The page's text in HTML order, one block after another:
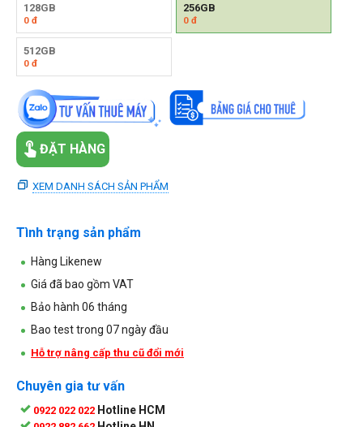
128GB
0 đ
256GB
0đ
512GB
0 đ
ĐẶT HÀNG
XEM DANH SÁCH SẢN PHẨM
Tình trạng sản phẩm
Hàng Likenew
Giá đã bao gồm VAT
Bảo hành 06 tháng
Bao test trong 07 ngày đầu
Hỗ trợ nâng cấp thu cũ đổi mới
Chuyên gia tư vấn
0922 022 022 Hotline HCM